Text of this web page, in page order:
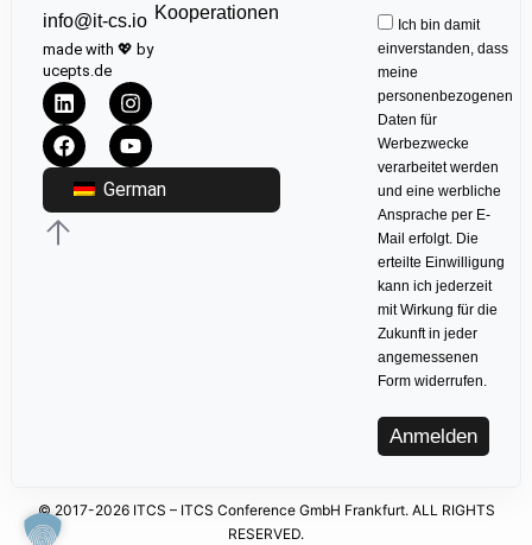
info@it-cs.io
made with 💖 by
ucepts.de
German
Kooperationen
Ich bin damit
einverstanden, dass
meine
personenbezogenen
Daten für
Werbezwecke
verarbeitet werden
und eine werbliche
Ansprache per E-
Mail erfolgt. Die
erteilte Einwilligung
kann ich jederzeit
mit Wirkung für die
Zukunft in jeder
angemessenen
Form widerrufen.
Anmelden
© 2017-2026 ITCS – ITCS Conference GmbH Frankfurt. ALL RIGHTS
RESERVED.